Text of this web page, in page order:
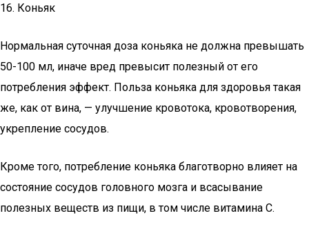
16. Коньяк
Нормальная суточная доза коньяка не должна превышать
50-100 мл, иначе вред превысит полезный от его
потребления эффект. Польза коньяка для здоровья такая
же, как от вина, — улучшение кровотока, кровотворения,
укрепление сосудов.
Кроме того, потребление коньяка благотворно влияет на
состояние сосудов головного мозга и всасывание
полезных веществ из пищи, в том числе витамина С.